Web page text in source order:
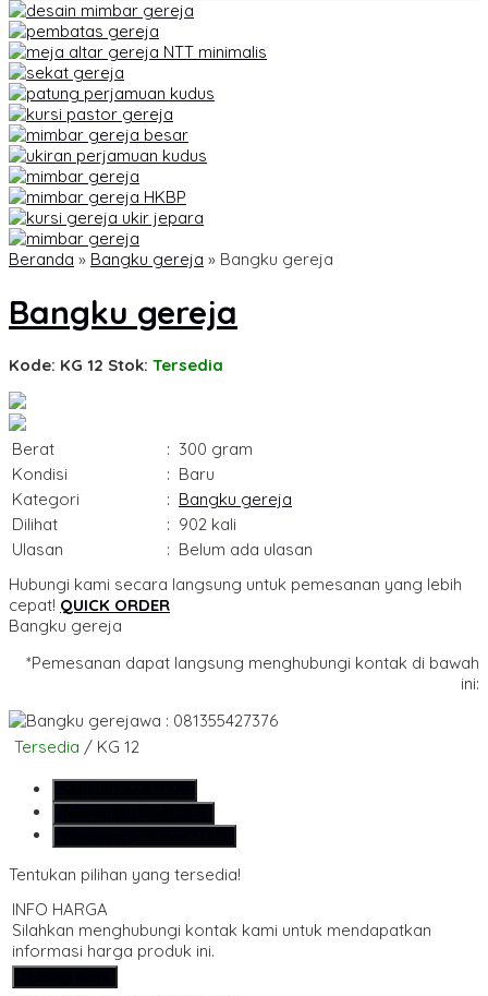
Beranda » Bangku gereja » Bangku gereja
Bangku gereja
Kode: KG 12 Stok: Tersedia
Berat : 300 gram
Kondisi
: Baru
Kategori
: Bangku gereja
Dilihat
: 902 kali
Ulasan
: Belum ada ulasan
Hubungi kami secara langsung untuk pemesanan yang lebih
cepat! QUICK ORDER
Bangku gereja
*Pemesanan dapat langsung menghubungi kontak di bawah
ini:
wa : 081355427376
Tersedia / KG 12
Tentukan pilihan yang tersedia!
INFO HARGA
Silahkan menghubungi kontak kami untuk mendapatkan
informasi harga produk ini.